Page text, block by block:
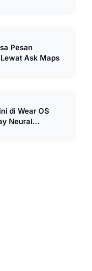
Pesan
Ask Maps
di Wear OS
Neural